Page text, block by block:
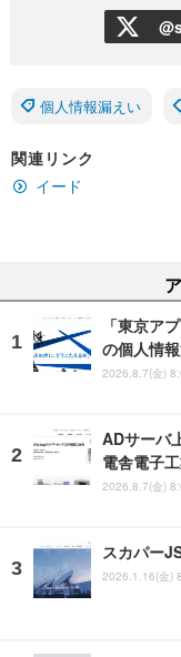
個人情報漏えい
関連リンク
イード
「東京ア
の個人情
2026.8.7(金)
ADサーバ
電舎電子
2026.8.7(金)
スカパー
2026.1.16(金)